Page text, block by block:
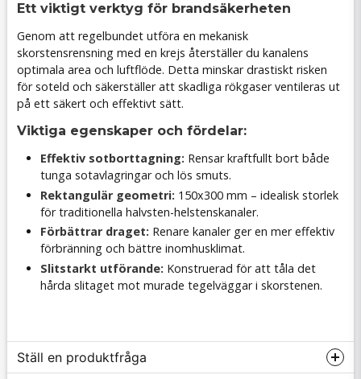
Ett viktigt verktyg för brandsäkerheten
Genom att regelbundet utföra en mekanisk
skorstensrensning med en krejs återställer du kanalens
optimala area och luftflöde. Detta minskar drastiskt risken
för soteld och säkerställer att skadliga rökgaser ventileras ut
på ett säkert och effektivt sätt.
Viktiga egenskaper och fördelar:
Effektiv sotborttagning: Rensar kraftfullt bort både
tunga sotavlagringar och lös smuts.
Rektangulär geometri: 150x300 mm – idealisk storlek
för traditionella halvsten-helstenskanaler.
Förbättrar draget: Renare kanaler ger en mer effektiv
förbränning och bättre inomhusklimat.
Slitstarkt utförande: Konstruerad för att tåla det
hårda slitaget mot murade tegelväggar i skorstenen.
Ställ en produktfråga